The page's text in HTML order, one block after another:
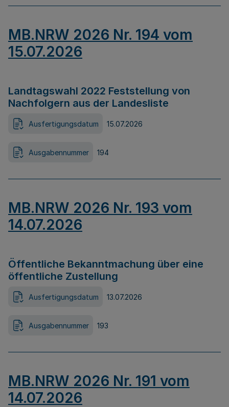
MB.NRW 2026 Nr. 194 vom
15.07.2026
Landtagswahl 2022 Feststellung von
Nachfolgern aus der Landesliste
Ausfertigungsdatum 15.07.2026
Ausgabennummer 194
MB.NRW 2026 Nr. 193 vom
14.07.2026
Öffentliche Bekanntmachung über eine
öffentliche Zustellung
Ausfertigungsdatum 13.07.2026
Ausgabennummer 193
MB.NRW 2026 Nr. 191 vom
14.07.2026